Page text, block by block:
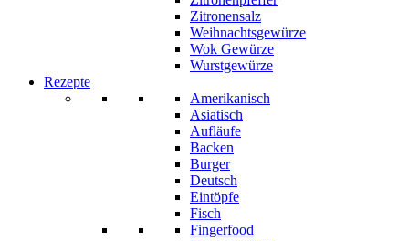
Zitronensalz
Weihnachtsgewürze
Wok Gewürze
Wurstgewürze
Rezepte
Amerikanisch
Asiatisch
Aufläufe
Backen
Burger
Deutsch
Eintöpfe
Fisch
Fingerfood